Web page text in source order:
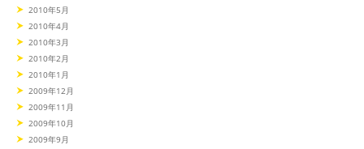
2010年5月
2010年4月
2010年3月
2010年2月
2010年1月
2009年12月
2009年11月
2009年10月
2009年9月